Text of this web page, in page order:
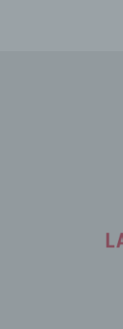
Browsertypen
System
Internetseite,
unsere
die
System auf
Internetseite,
Adresse), (7)
zugreifenden